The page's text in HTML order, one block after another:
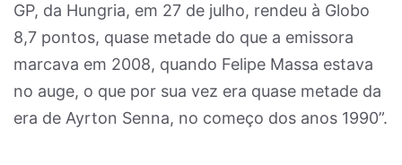
GP, da Hungria, em 27 de julho, rendeu à Globo
8,7 pontos, quase metade do que a emissora
marcava em 2008, quando Felipe Massa estava
no auge, o que por sua vez era quase metade da
era de Ayrton Senna, no começo dos anos 1990”.